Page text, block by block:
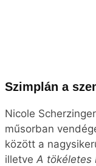
Szimplán a
Nicole
műsorban
között a
illetve A tökéletes